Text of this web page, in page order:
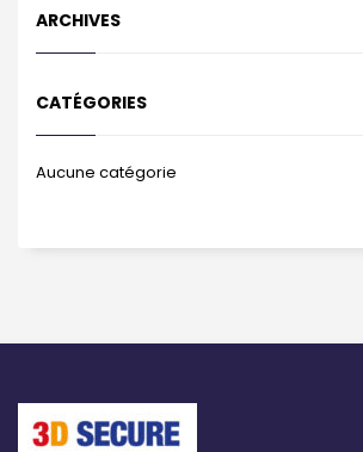
ARCHIVES
CATÉGORIES
Aucune catégorie